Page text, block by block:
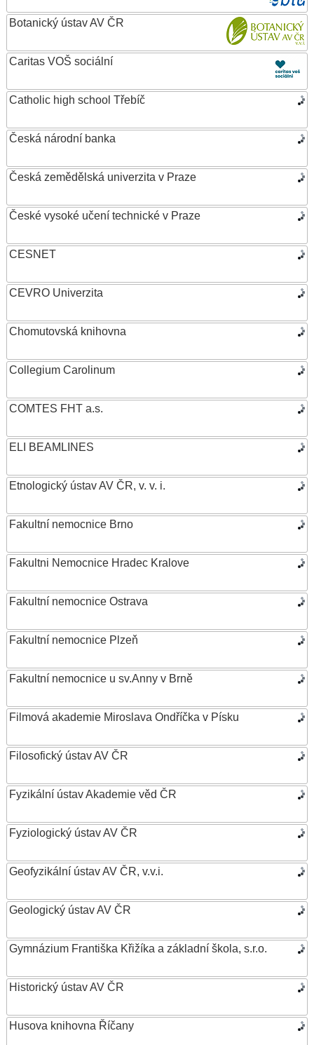
Botanický ústav AV ČR
Caritas VOŠ sociální
Catholic high school Třebíč
Česká národní banka
Česká zemědělská univerzita v Praze
České vysoké učení technické v Praze
CESNET
CEVRO Univerzita
Chomutovská knihovna
Collegium Carolinum
COMTES FHT a.s.
ELI BEAMLINES
Etnologický ústav AV ČR, v. v. i.
Fakultní nemocnice Brno
Fakultni Nemocnice Hradec Kralove
Fakultní nemocnice Ostrava
Fakultní nemocnice Plzeň
Fakultní nemocnice u sv.Anny v Brně
Filmová akademie Miroslava Ondříčka v Písku
Filosofický ústav AV ČR
Fyzikální ústav Akademie věd ČR
Fyziologický ústav AV ČR
Geofyzikální ústav AV ČR, v.v.i.
Geologický ústav AV ČR
Gymnázium Františka Křižíka a základní škola, s.r.o.
Historický ústav AV ČR
Husova knihovna Říčany